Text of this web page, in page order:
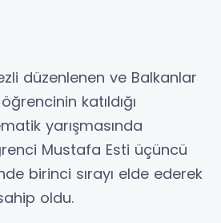
düzenlenen ve Balkanlar
katıldığı
yarışmasında
Mustafa Esti üçüncü
birinci sırayı elde ederek
oldu.